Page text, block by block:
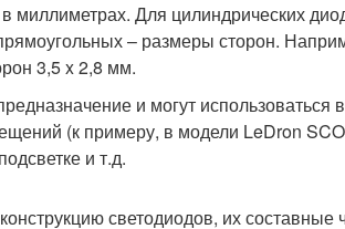
миллиметрах. Для цилиндрических
– размеры сторон.
3,5 x 2,8 мм.
и могут использоваться
(к примеру, в модели LeDron
и т.д.
светодиодов, их составные